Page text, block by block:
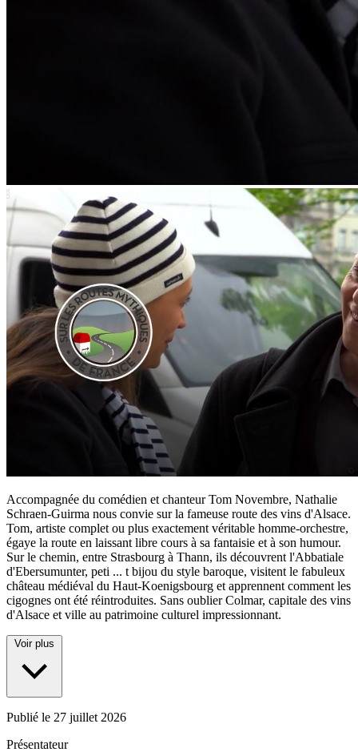
Accompagnée du comédien et chanteur Tom Novembre, Nathalie
Schraen-Guirma nous convie sur la fameuse route des vins d'Alsace.
Tom, artiste complet ou plus exactement véritable homme-orchestre,
égaye la route en laissant libre cours à sa fantaisie et à son humour.
Sur le chemin, entre Strasbourg à Thann, ils découvrent l'Abbatiale
d'Ebersumunter, peti ... t bijou du style baroque, visitent le fabuleux
château médiéval du Haut-Koenigsbourg et apprennent comment les
cigognes ont été réintroduites. Sans oublier Colmar, capitale des vins
d'Alsace et ville au patrimoine culturel impressionnant.
Voir plus
Publié le 27 juillet 2026
Présentateur